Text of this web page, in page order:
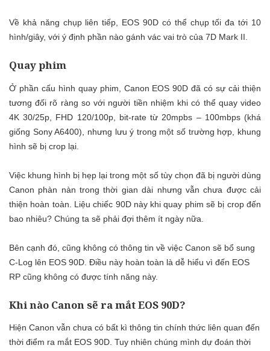
Về khả năng chụp liên tiếp, EOS 90D có thể chụp tối đa tới 10
hình/giây, với ý định phần nào gánh vác vai trò của 7D Mark II.
Quay phim
Ở phần cấu hình quay phim, Canon EOS 90D đã có sự cải thiện
tương đối rõ ràng so với người tiền nhiệm khi có thể quay video
4K 30/25p, FHD 120/100p, bit-rate từ 20mpbs – 100mbps (khá
giống Sony A6400), nhưng lưu ý trong một số trường hợp, khung
hình sẽ bị crop lại.
Việc khung hình bị hẹp lại trong một số tùy chọn đã bị người dùng
Canon phàn nàn trong thời gian dài nhưng vẫn chưa được cải
thiện hoàn toàn. Liệu chiếc 90D này khi quay phim sẽ bị crop đến
bao nhiêu? Chúng ta sẽ phải đợi thêm ít ngày nữa.
Bên cạnh đó, cũng không có thông tin về việc Canon sẽ bổ sung
C-Log lên EOS 90D. Điều này hoàn toàn là dễ hiểu vì đến EOS
RP cũng không có được tính năng này.
Khi nào Canon sẽ ra mắt EOS 90D?
Hiện Canon vẫn chưa có bất kì thông tin chính thức liên quan đến
thời điểm ra mắt EOS 90D. Tuy nhiên chúng mình dự đoán thời